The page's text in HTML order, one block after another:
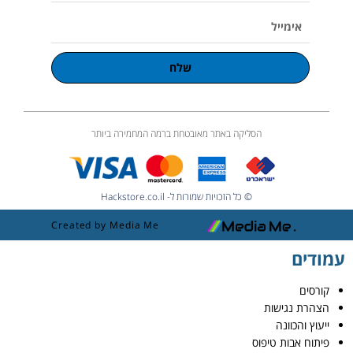
שלח
הסליקה באתר מאובטחת ברמה המחמירה ביותר
© כל הזכויות שמורות ל- Hackstore.co.il
Created by Media Me
עמודים
קורסים
הצהרת נגישות
ייעוץ והכוונה
פיתוח אבות טיפוס